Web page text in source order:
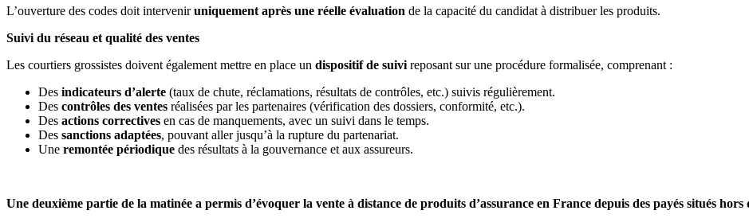
L’ouverture des codes doit interveniruniquement après une réelle évaluation de la capacité du candidat à distribuer les produits.
Suivi du réseau et qualité des ventes
Les courtiers grossistes doivent également mettre en place un dispositif de suivi reposant sur une procédure formalisée, comprenant :
Des indicateurs d’alerte (taux de chute, réclamations, résultats de contrôles, etc.) suivis régulièrement.
Des contrôles des ventes réalisées par les partenaires (vérification des dossiers, conformité, etc.).
Des actions correctives en cas de manquements, avec un suivi dans le temps.
Des sanctions adaptées, pouvant aller jusqu’à la rupture du partenariat.
Une remontée périodique des résultats à la gouvernance et aux assureurs.
Une deuxième partie de la matinée a permis d’évoquer la vente à distance de produits d’assurance en France depuis des payés situés